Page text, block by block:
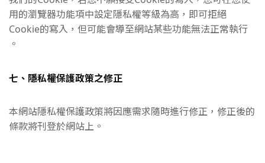
用的瀏覽器功能項中設定隱私權等級為高，即可拒絕
Cookie的寫入，但可能會導至網站某些功能無法正常執行
。
七、隱私權保護政策之修正
本網站隱私權保護政策將因應需求隨時進行修正，修正後的
條款將刊登於網站上。